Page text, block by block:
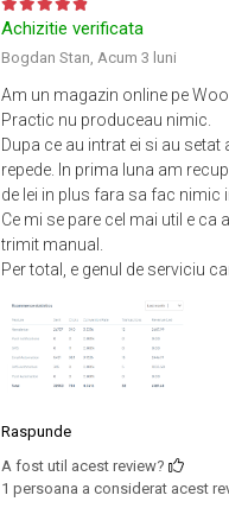
Achizitie verificata
Bogdan Stan, Acum 3 luni
Am un magazin online pe
Practic nu produceau nimic.
Dupa ce au intrat ei si au
repede. In prima luna am
de lei in plus fara sa fac nimic
Ce mi se pare cel mai util e
trimit manual.
Per total, e genul de serviciu
Raspunde
A fost util acest review?
1 persoana a considerat acest